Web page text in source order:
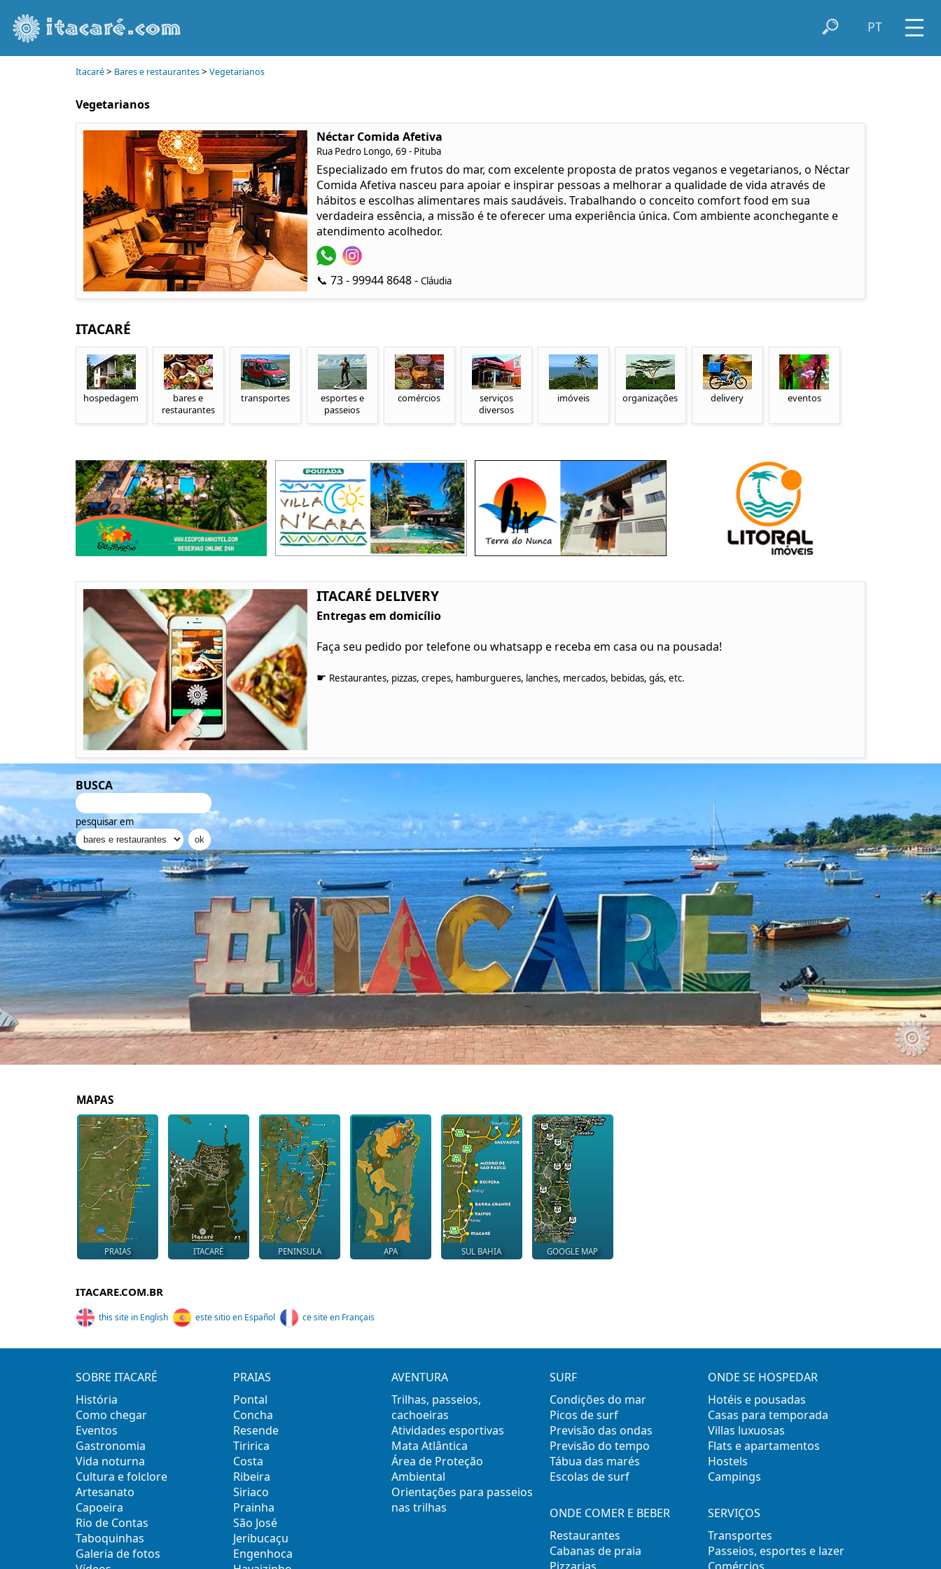
PT
Itacaré> Bares e restaurantes> Vegetarianos
Vegetarianos
Néctar Comida Afetiva
Rua Pedro Longo, 69 - Pituba
Especializado em frutos do mar, com excelente proposta de pratos veganos e vegetarianos, o Néctar
Comida Afetiva nasceu para apoiar e inspirar pessoas a melhorar a qualidade de vida através de
hábitos e escolhas alimentares mais saudáveis. Trabalhando o conceito comfort food em sua
verdadeira essência, a missão é te oferecer uma experiência única. Com ambiente aconchegante e
atendimento acolhedor.
📞 73 - 99944 8648 - Cláudia
ITACARÉ
hospedagem
bares e
restaurantes
transportes
esportes e
passeios
comércios
serviços
diversos
imóveis organizações delivery eventos
ITACARÉ DELIVERY
Entregas em domicílio
Faça seu pedido por telefone ou whatsapp e receba em casa ou na pousada!
☛ Restaurantes, pizzas, crepes, hamburgueres, lanches, mercados, bebidas, gás, etc.
BUSCA
pesquisar em
MAPAS
PRAIAS ITACARÉ PENINSULA APA SUL BAHIA GOOGLE MAP
ITACARE.COM.BR
this site in English este sitio en Español ce site en Français
SOBRE ITACARÉ
História
Como chegar
Eventos
Gastronomia
Vida noturna
Cultura e folclore
Artesanato
Capoeira
Rio de Contas
Taboquinhas
Galeria de fotos
PRAIAS
Pontal
Concha
Resende
Tiririca
Costa
Ribeira
Siriaco
Prainha
São José
Jeribucaçu
Engenhoca
AVENTURA
Trilhas, passeios,
cachoeiras
Atividades esportivas
Mata Atlântica
Área de Proteção
Ambiental
Orientações para passeios
nas trilhas
SURF
Condições do mar
Picos de surf
Previsão das ondas
Previsão do tempo
Tábua das marés
Escolas de surf
ONDE SE HOSPEDAR
Hotéis e pousadas
Casas para temporada
Villas luxuosas
Flats e apartamentos
Hostels
Campings
ONDE COMER E BEBER
Restaurantes
Cabanas de praia
SERVIÇOS
Transportes
Passeios, esportes e lazer